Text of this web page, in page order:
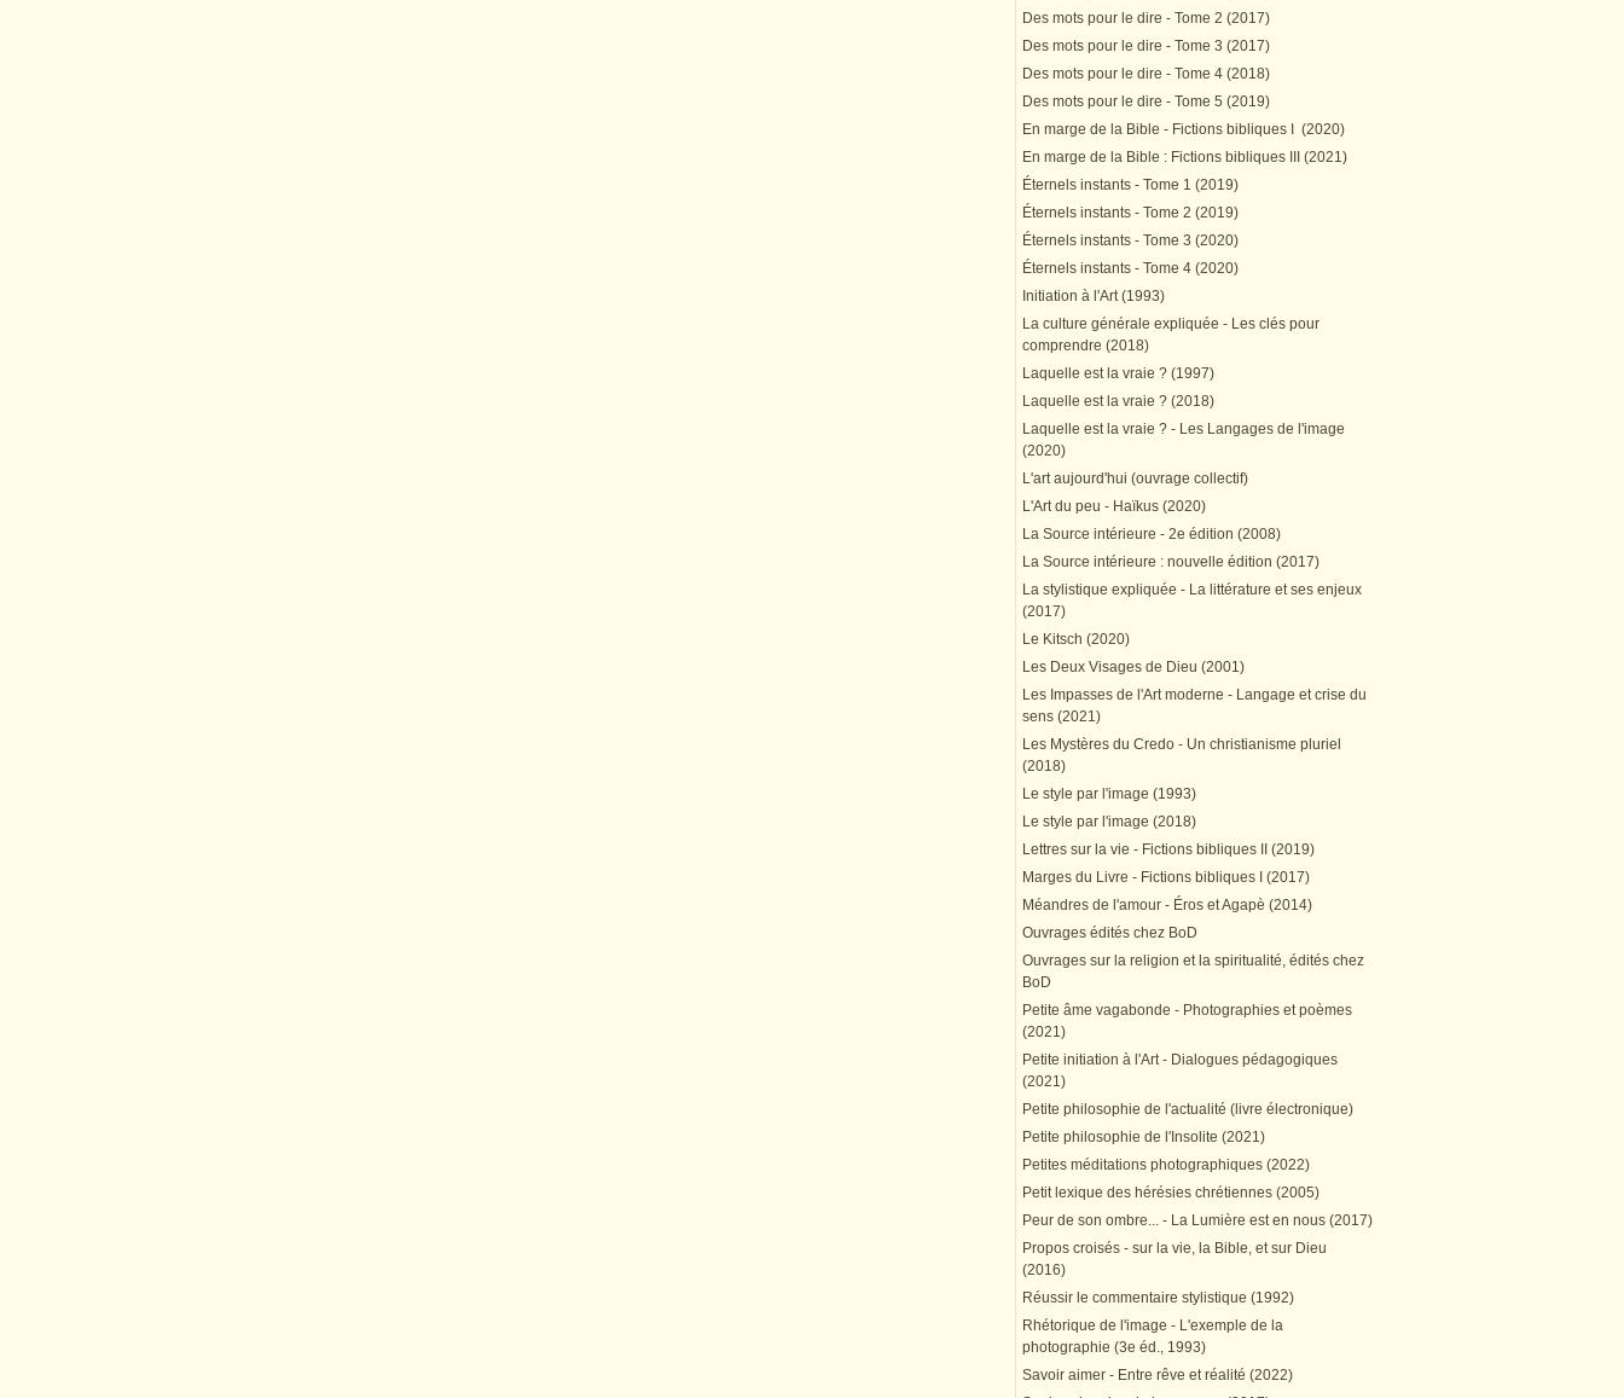
Des mots pour le dire - Tome 2 (2017)
Des mots pour le dire - Tome 3 (2017)
Des mots pour le dire - Tome 4 (2018)
Des mots pour le dire - Tome 5 (2019)
En marge de la Bible - Fictions bibliques I (2020)
En marge de la Bible : Fictions bibliques III (2021)
Éternels instants - Tome 1 (2019)
Éternels instants - Tome 2 (2019)
Éternels instants - Tome 3 (2020)
Éternels instants - Tome 4 (2020)
Initiation à l'Art (1993)
La culture générale expliquée - Les clés pour
comprendre (2018)
Laquelle est la vraie ? (1997)
Laquelle est la vraie ? (2018)
Laquelle est la vraie ? - Les Langages de l'image
(2020)
L'art aujourd'hui (ouvrage collectif)
L'Art du peu - Haïkus (2020)
La Source intérieure - 2e édition (2008)
La Source intérieure : nouvelle édition (2017)
La stylistique expliquée - La littérature et ses enjeux
(2017)
Le Kitsch (2020)
Les Deux Visages de Dieu (2001)
Les Impasses de l'Art moderne - Langage et crise du
sens (2021)
Les Mystères du Credo - Un christianisme pluriel
(2018)
Le style par l'image (1993)
Le style par l'image (2018)
Lettres sur la vie - Fictions bibliques II (2019)
Marges du Livre - Fictions bibliques I (2017)
Méandres de l'amour - Éros et Agapè (2014)
Ouvrages édités chez BoD
Ouvrages sur la religion et la spiritualité, édités chez
BoD
Petite âme vagabonde - Photographies et poèmes
(2021)
Petite initiation à l'Art - Dialogues pédagogiques
(2021)
Petite philosophie de l'actualité (livre électronique)
Petite philosophie de l'Insolite (2021)
Petites méditations photographiques (2022)
Petit lexique des hérésies chrétiennes (2005)
Peur de son ombre... - La Lumière est en nous (2017)
Propos croisés - sur la vie, la Bible, et sur Dieu
(2016)
Réussir le commentaire stylistique (1992)
Rhétorique de l'image - L'exemple de la
photographie (3e éd., 1993)
Savoir aimer - Entre rêve et réalité (2022)